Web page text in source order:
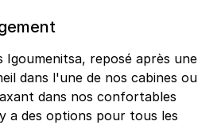
Igoumenitsa, reposé après une
dans l'une de nos cabines ou
dans nos confortables
a des options pour tous les